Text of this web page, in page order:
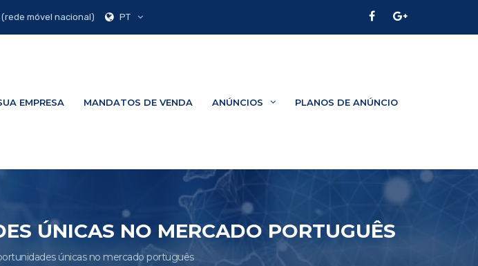
PT
(rede móvel nacional)
EMPRESA MANDATOS DE VENDA ANÚNCIOS PLANOS DE ANÚNCIO
ÚNICAS NO MERCADO PORTUGUÊS
únicas no mercado português